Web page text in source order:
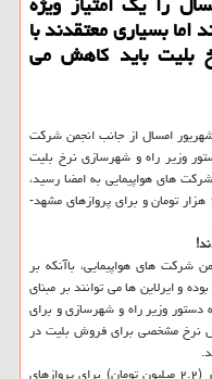
اما بسیاری معتقدند با
بلیت باید كاهش می
امسال از جانب انجمن شركت
وزیر راه و شهرسازی نرخ بلیت
های هواپیمایی به امضا رسید،
برای پروازهای تهران-نجف-تهران ۲ میلیون و ۲۰۰ هزار تومان و برای پروازهای مشهد-
شركت های هواپیمایی، باآنكه بر
و ایرلاین ها می توانند بر مبنای
دستور وزیر راه و شهرسازی و برای
نرخ مشخصی برای فروش بلیت در